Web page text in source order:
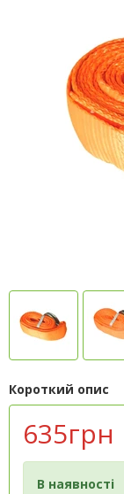
Короткий опис
635грн
В наявності